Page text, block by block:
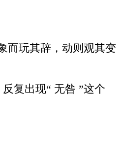
而玩其辞，动则观其变
复出现“ 无咎 ”这个